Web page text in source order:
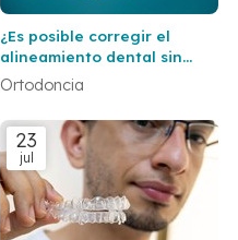
¿Es posible corregir el
alineamiento dental sin
usar brackets
Ortodoncia
23
jul